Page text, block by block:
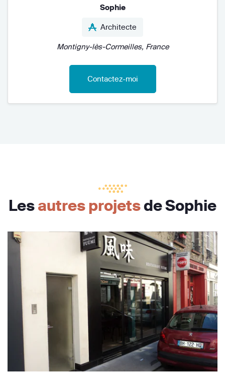
Sophie
Architecte
Montigny-lès-Cormeilles, France
Contactez-moi
Lesautres projetsde Sophie